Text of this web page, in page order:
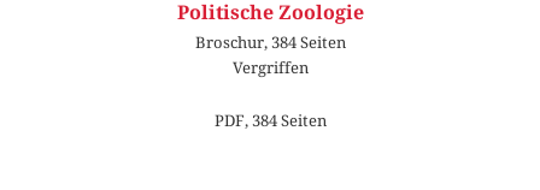
Politische Zoologie
Broschur, 384 Seiten
Vergriffen
PDF, 384 Seiten